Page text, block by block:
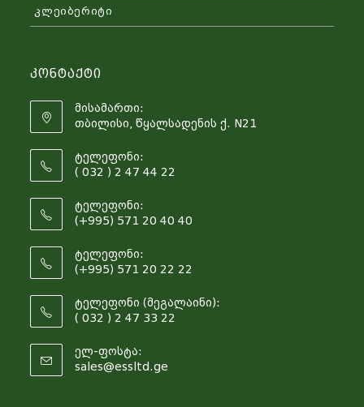
კლეიბერიტი
Კონტაქტი
მისამართი:
თბილისი, წყალსადენის ქ. N21
ტელეფონი:
( 032 ) 2 47 44 22
ტელეფონი:
(+995) 571 20 40 40
ტელეფონი:
(+995) 571 20 22 22
ტელეფონი (მეგალაინი):
( 032 ) 2 47 33 22
ელ-ფოსტა:
sales@essltd.ge